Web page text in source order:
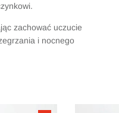
zachować uczucie
i nocnego